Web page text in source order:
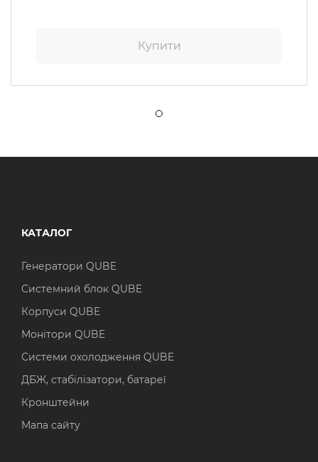
Купити
КАТАЛОГ
Генератори QUBE
Системний блок QUBE
Корпуси QUBE
Монітори QUBE
Системи охолодження QUBE
ДБЖ, стабілізатори, батареї
Кронштейни
Мапа сайту